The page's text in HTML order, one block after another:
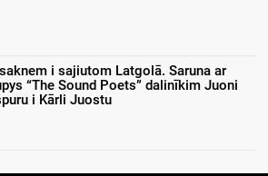
i sajiutom Latgolā. Saruna ar
“The Sound Poets” dalinīkim Juoni
i Kārli Juostu